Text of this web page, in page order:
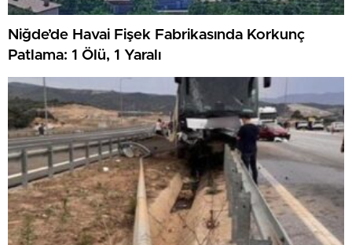
Niğde’de Havai Fişek Fabrikasında Korkunç
Patlama: 1 Ölü, 1 Yaralı